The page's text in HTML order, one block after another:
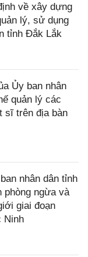
về xây dựng
lý, sử dụng
tỉnh Đắk Lắk
Ủy ban nhân
quản lý các
sĩ trên địa bàn
nhân dân tỉnh
phòng ngừa và
giai đoạn
Ninh